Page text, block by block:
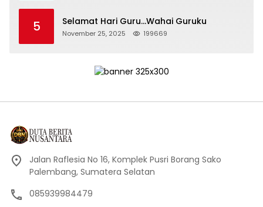
5 Selamat Hari Guru…Wahai Guruku
November 25, 2025 199669
Jalan Raflesia No 16, Komplek Pusri Borang Sako
Palembang, Sumatera Selatan
085939984479